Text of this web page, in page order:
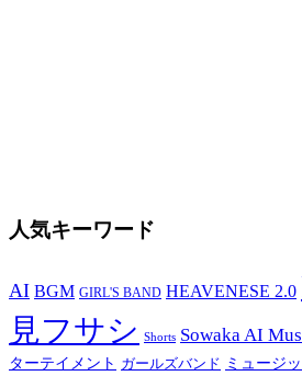
人気キーワード
AI BGM GIRL'S BAND HEAVENESE 2.0
見フサシ Shorts Sowaka AI
ターテイメント ガールズバンド ミュージ